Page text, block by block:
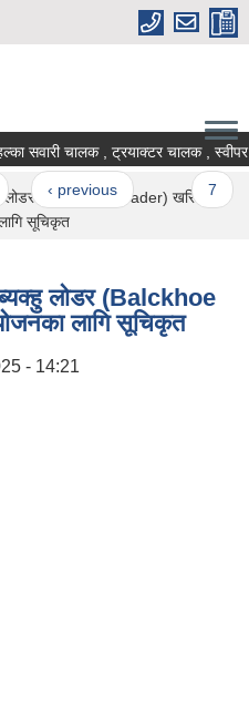
सवारी चालक , ट्रयाक्टर चालक , स्वीपर ,
‹ previous … 7
लोडर (Balckhoe Loader) खरिद गर्ने
सूचिकृत
ब्यक्हु लोडर (Balckhoe
लागि सूचिकृत
- 14:21